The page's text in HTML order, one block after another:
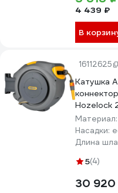
4 439 ₽
В
16112625
Катушка
Hozelock
Материал:
Насадки:
Длина
5(4)
30 920